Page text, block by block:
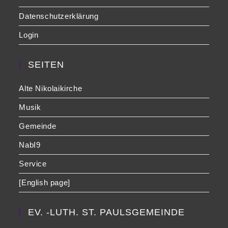
Datenschutzerklärung
Login
SEITEN
Alte Nikolaikirche
Musik
Gemeinde
NabI9
Service
[English page]
EV. -LUTH. ST. PAULSGEMEINDE